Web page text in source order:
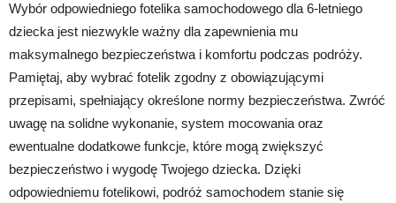
Wybór odpowiedniego fotelika samochodowego dla 6-letniego
dziecka jest niezwykle ważny dla zapewnienia mu
maksymalnego bezpieczeństwa i komfortu podczas podróży.
Pamiętaj, aby wybrać fotelik zgodny z obowiązującymi
przepisami, spełniający określone normy bezpieczeństwa. Zwróć
uwagę na solidne wykonanie, system mocowania oraz
ewentualne dodatkowe funkcje, które mogą zwiększyć
bezpieczeństwo i wygodę Twojego dziecka. Dzięki
odpowiedniemu fotelikowi, podróż samochodem stanie się